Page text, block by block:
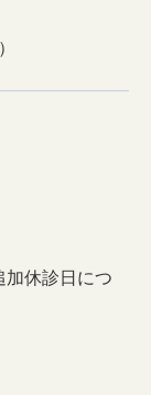
休診日につ